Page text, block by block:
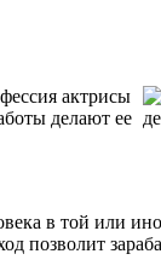
актрисы
делают ее
в той или
позволит